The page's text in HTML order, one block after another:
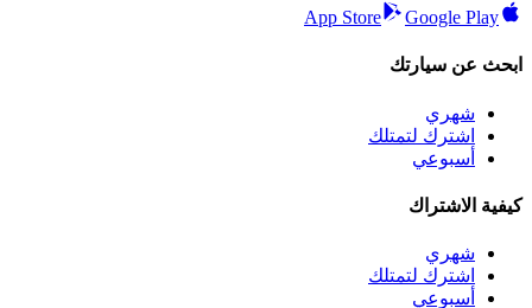
App Store Google Play
ابحث عن سيارتك
شهري
اشترك لتمتلك
أسبوعي
كيفية الاشتراك
شهري
اشترك لتمتلك
أسبوعي